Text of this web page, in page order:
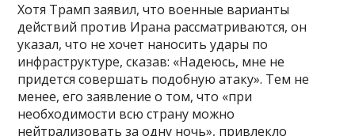
Хотя Трамп заявил, что военные варианты
действий против Ирана рассматриваются, он
указал, что не хочет наносить удары по
инфраструктуре, сказав: «Надеюсь, мне не
придется совершать подобную атаку». Тем не
менее, его заявление о том, что «при
необходимости всю страну можно
нейтрализовать за одну ночь», привлекло